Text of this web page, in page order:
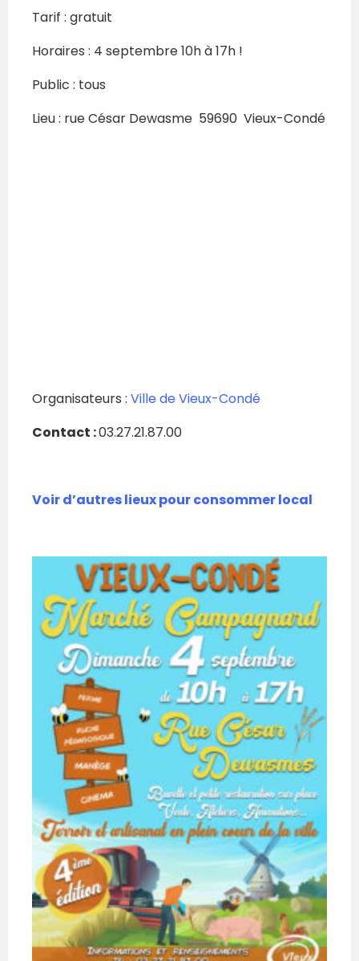
Tarif : gratuit
Horaires : 4 septembre 10h à 17h !
Public : tous
Lieu : rue César Dewasme 59690 Vieux-Condé
Organisateurs : Ville de Vieux-Condé
Contact :03.27.21.87.00
Voir d’autres lieux pour consommer local